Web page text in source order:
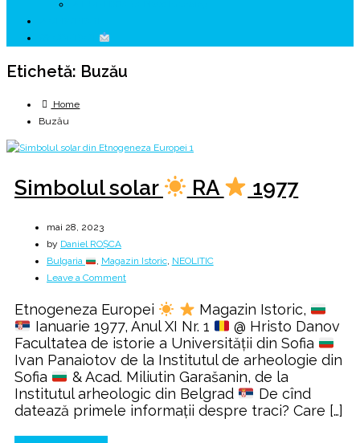
Etichetă: Buzău
Home
Buzău
Simbolul solar RA 1977
mai 28, 2023
by Daniel ROȘCA
Bulgaria
, Magazin Istoric, NEOLITIC
Leave a Commenton
solar
RA
1977
Etnogeneza Europei
Magazin Istoric,
Ianuarie 1977, Anul XI Nr. 1
@ Hristo Danov
Facultatea de istorie a Universității din Sofia
Ivan Panaiotov de la Institutul de arheologie din
Sofia
& Acad. Miliutin Garašanin, de la
Institutul arheologic din Belgrad
De cînd
datează primele informații despre traci? Care […]